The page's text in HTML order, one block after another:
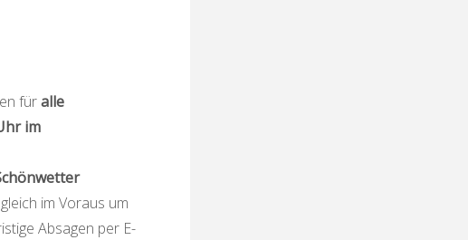
füralle
im
im Voraus um
Absagen per E-